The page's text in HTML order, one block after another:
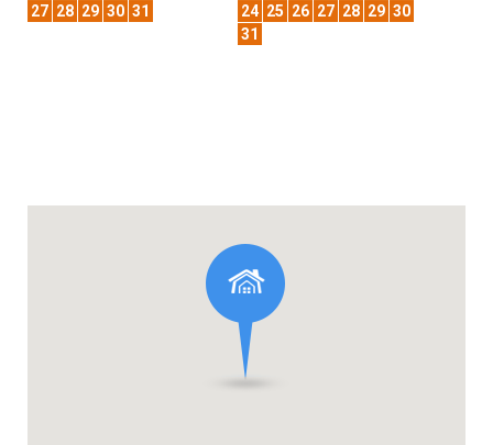
27 28 29 30 31
24 25 26 27 28 29 30
31